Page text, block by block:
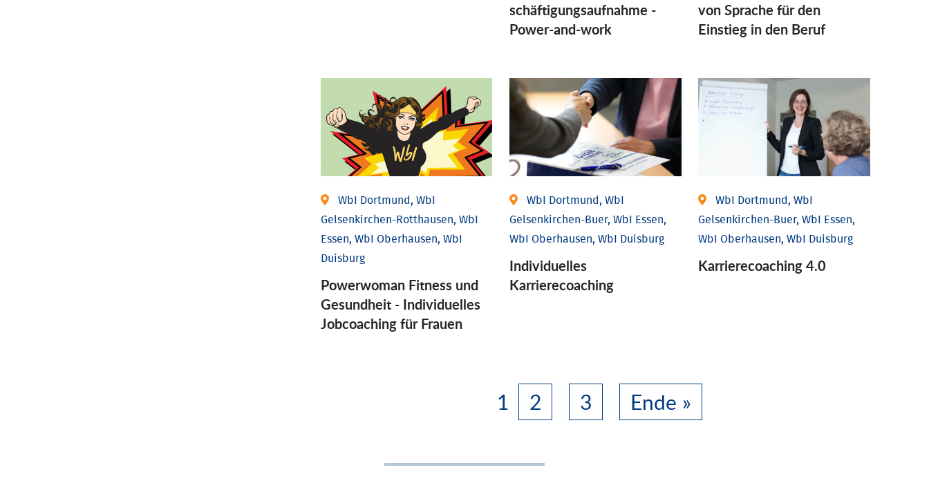
schäftigungs­aufnahme -
Power-and-work
von Sprache für den
Einstieg in den Beruf
WbI Dortmund, WbI
Gelsenkirchen-Rotthausen, WbI
Essen, WbI Oberhausen, WbI
Duisburg
Powerwoman Fitness und
Gesund­heit - Individu­elles
Job­coaching für Frauen
WbI Dortmund, WbI
Gelsenkirchen-Buer, WbI Essen,
WbI Oberhausen, WbI Duisburg
Individu­elles
Karrierecoaching
WbI Dortmund, WbI
Gelsenkirchen-Buer, WbI Essen,
WbI Oberhausen, WbI Duisburg
Karriere­coaching 4.0
1 2 3 Ende »